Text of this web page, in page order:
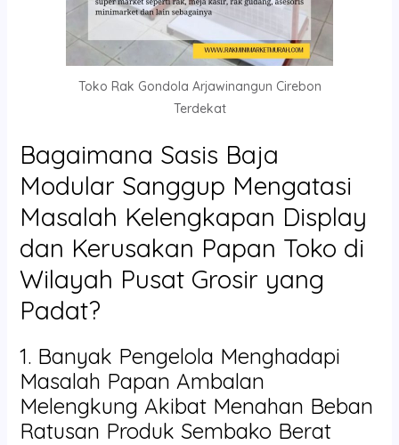
Toko Rak Gondola Arjawinangun Cirebon
Terdekat
Bagaimana Sasis Baja
Modular Sanggup Mengatasi
Masalah Kelengkapan Display
dan Kerusakan Papan Toko di
Wilayah Pusat Grosir yang
Padat?
1. Banyak Pengelola Menghadapi
Masalah Papan Ambalan
Melengkung Akibat Menahan Beban
Ratusan Produk Sembako Berat